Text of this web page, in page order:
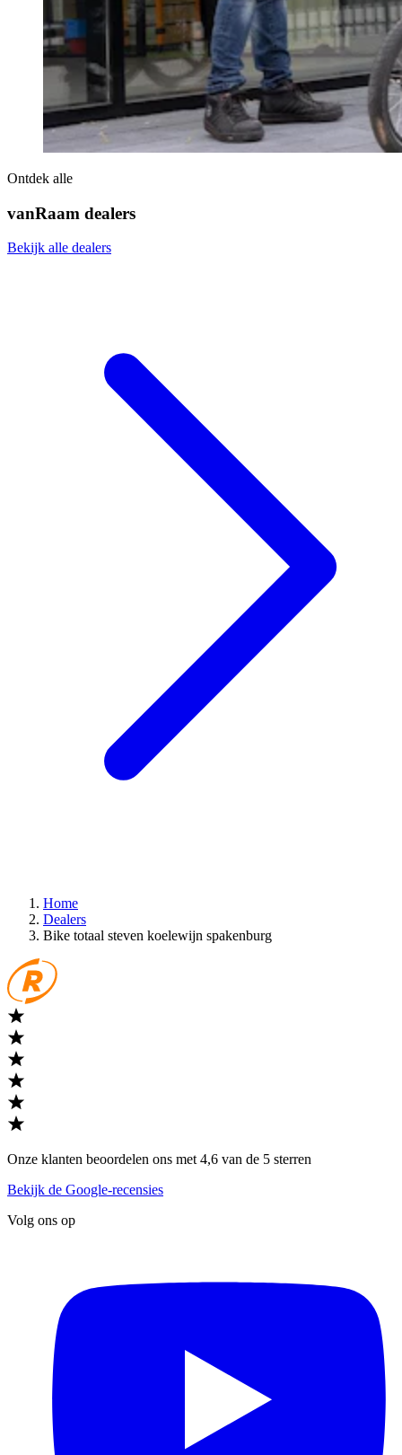
Ontdek alle
vanRaam dealers
Bekijk alle dealers
Home
Dealers
Bike totaal steven koelewijn spakenburg
Onze klanten beoordelen ons met 4,6 van de 5 sterren
Bekijk de Google-recensies
Volg ons op